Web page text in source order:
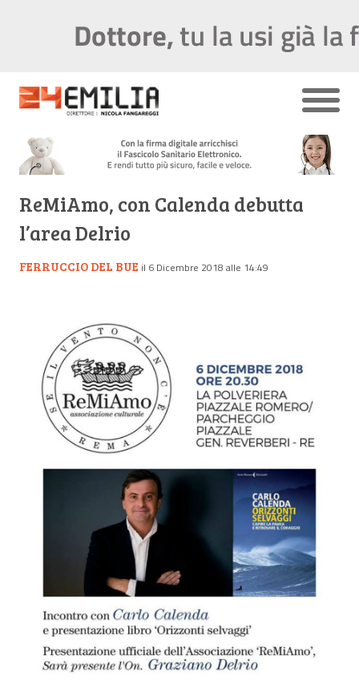
ReMiAmo, con Calenda debutta
l’area Delrio
FERRUCCIO DEL BUE il 6 Dicembre 2018 alle 14:49